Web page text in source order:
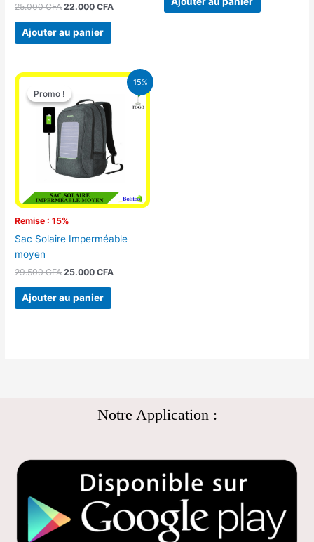
25.000CFA 22.000CFA
Ajouter au panier
15%
Promo !
Remise : 15%
Promo !
Sac Solaire Imperméable
moyen
29.500CFA
Le
prix
initial
était :
29.500 CFA.
25.000CFA
Le
prix
actuel
Ajouter au panier
Notre Application :